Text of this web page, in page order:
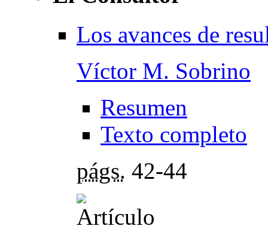
Los avances de
Víctor M. Sobrino
Resumen
Texto completo
págs. 42-44